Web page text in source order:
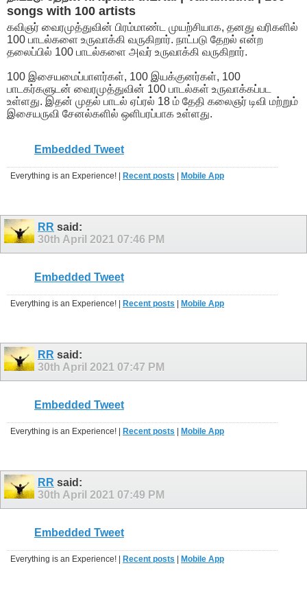
songs with 100 artists
கவிஞர் வைரமுத்துவின் பிரம்மாண்ட முயற்சியாக, தனது வரிகளில்
100 பாடல்களை உருவாக்கி வருகிறார். நாட்படு தேறல் என்ற
தலைப்பில் 100 பாடல்களை அவர் உருவாக்கி வருகிறார்.
100 இசையமைப்பாளர்கள், 100 இயக்குனர்கள், 100
பாடகர்களுடன் வைரமுத்துவின் 100 பாடல்கள் உருவாக்கப்பட
உள்ளது. இதன் முதல் பாடல் ஏப்ரல் 18 ம் தேதி கலைஞர் டிவி மற்றும்
இசையருவி சேனல்களில் ஒளிபரப்பாக உள்ளது.
Embedded Tweet
Everything is an Experience! | Recent posts Mobile App
RR said:
30th April 2021 07:46 PM
Embedded Tweet
Everything is an Experience! | Recent posts Mobile App
RR said:
30th April 2021 07:47 PM
Embedded Tweet
Everything is an Experience! | Recent posts Mobile App
RR said:
30th April 2021 07:49 PM
Embedded Tweet
Everything is an Experience! | Recent posts Mobile App